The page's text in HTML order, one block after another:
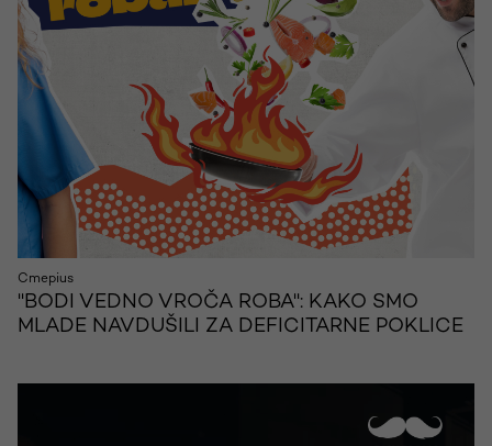
Cmepius
"BODI VEDNO VROČA ROBA": KAKO SMO
MLADE NAVDUŠILI ZA DEFICITARNE POKLICE